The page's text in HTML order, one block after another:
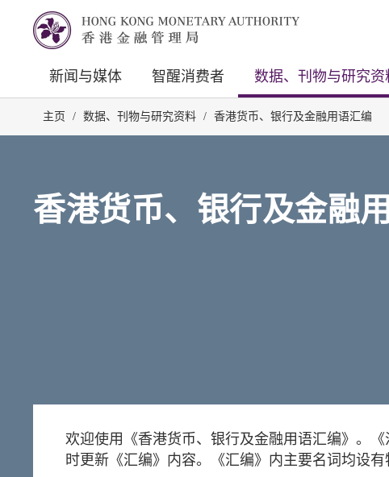
新闻与媒体 智醒消费者 数据、刊物与研究资
主页 / 数据、刊物与研究资料 / 香港货币、银行及金融用语汇编
香港货币、银行及金融
欢迎使用《香港货币、银行及金融用语汇编》。
时更新《汇编》内容。《汇编》内主要名词均设